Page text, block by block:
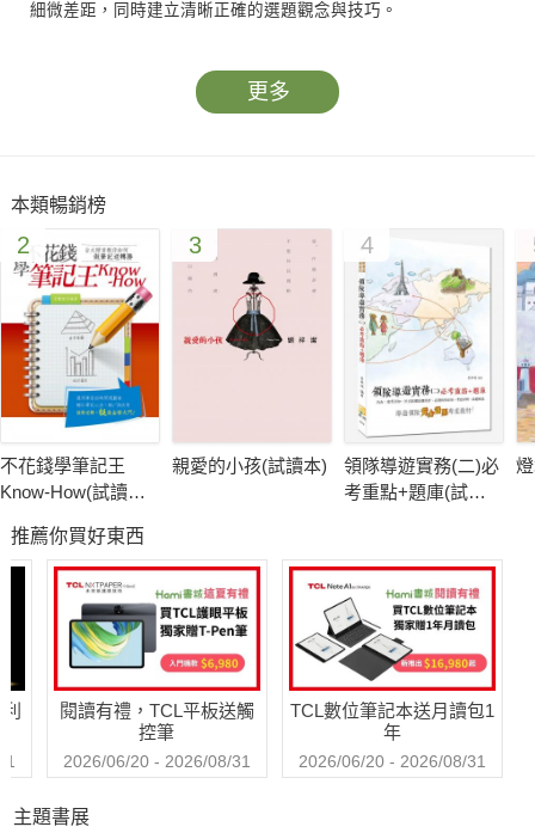
細微差距，同時建立清晰正確的選題觀念與技巧。
更多
本類暢銷榜
2
不花錢學筆記王
Know-How(試讀本)-
3
親愛的小孩(試讀本)
4
領隊導遊實務(二)必
考重點+題庫(試讀
推薦你買好東西
閱讀有禮，TCL平板送觸
控筆
2026/06/20 - 2026/08/31
TCL數位筆記本送月讀包1
年
2026/06/20 - 2026/08/31
主題書展